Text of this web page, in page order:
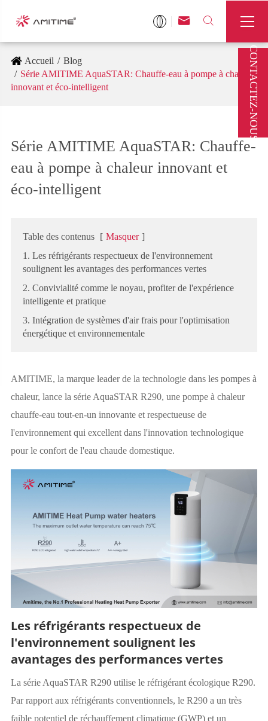
 

Accueil
Blog
Série AMITIME AquaSTAR: Chauffe-eau à pompe à chaleur
innovant et éco-intelligent
Série AMITIME AquaSTAR: Chauffe-
eau à pompe à chaleur innovant et
éco-intelligent
Table des contenus [ Masquer ]
1. Les réfrigérants respectueux de l'environnement
soulignent les avantages des performances vertes
2. Convivialité comme le noyau, profiter de l'expérience
intelligente et pratique
3. Intégration de systèmes d'air frais pour l'optimisation
énergétique et environnementale
AMITIME, la marque leader de la technologie dans les pompes à
chaleur, lance la série AquaSTAR R290, une pompe à chaleur
chauffe-eau tout-en-un innovante et respectueuse de
l'environnement qui excellent dans l'innovation technologique
pour le confort de l'eau chaude domestique.
Les réfrigérants respectueux de
l'environnement soulignent les
avantages des performances vertes
La série AquaSTAR R290 utilise le réfrigérant écologique R290.
Par rapport aux réfrigérants conventionnels, le R290 a un très
faible potentiel de réchauffement climatique (GWP) et un
CONTACTEZ-NOUS